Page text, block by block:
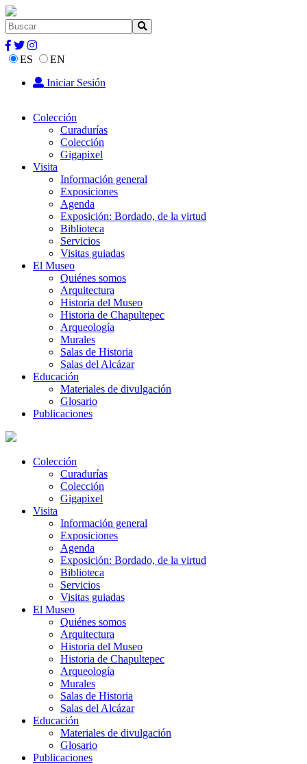
ES
EN
Iniciar Sesión
Colección
Curadurías
Colección
Gigapixel
Visita
Información general
Exposiciones
Agenda
Exposición: Bordado, de la virtud
Biblioteca
Servicios
Visitas guiadas
El Museo
Quiénes somos
Arquitectura
Historia del Museo
Historia de Chapultepec
Arqueología
Murales
Salas de Historia
Salas del Alcázar
Educación
Materiales de divulgación
Glosario
Publicaciones
Colección
Curadurías
Colección
Gigapixel
Visita
Información general
Exposiciones
Agenda
Exposición: Bordado, de la virtud
Biblioteca
Servicios
Visitas guiadas
El Museo
Quiénes somos
Arquitectura
Historia del Museo
Historia de Chapultepec
Arqueología
Murales
Salas de Historia
Salas del Alcázar
Educación
Materiales de divulgación
Glosario
Publicaciones